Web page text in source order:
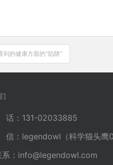
到的健康方面的“陷阱”
131-02033885
legendowl（科学猫头鹰
： info@legendowl.com